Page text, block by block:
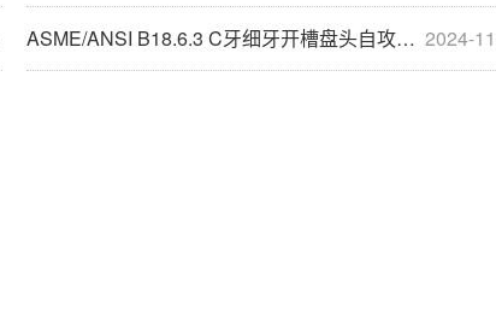
2024-11
ASME/ANSI B18.6.3 C牙细牙开槽盘头自攻螺钉 #2~1/2